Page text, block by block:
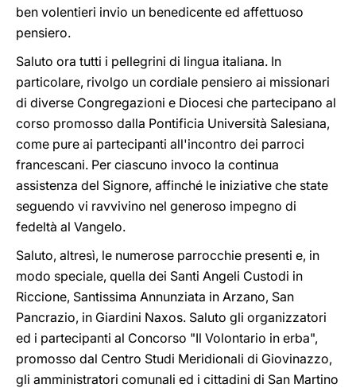
ben volentieri invio un benedicente ed affettuoso
pensiero.
Saluto ora tutti i pellegrini di lingua italiana. In
particolare, rivolgo un cordiale pensiero ai missionari
di diverse Congregazioni e Diocesi che partecipano al
corso promosso dalla Pontificia Università Salesiana,
come pure ai partecipanti all'incontro dei parroci
francescani. Per ciascuno invoco la continua
assistenza del Signore, affinché le iniziative che state
seguendo vi ravvivino nel generoso impegno di
fedeltà al Vangelo.
Saluto, altresì, le numerose parrocchie presenti e, in
modo speciale, quella dei Santi Angeli Custodi in
Riccione, Santissima Annunziata in Arzano, San
Pancrazio, in Giardini Naxos. Saluto gli organizzatori
ed i partecipanti al Concorso "Il Volontario in erba",
promosso dal Centro Studi Meridionali di Giovinazzo,
gli amministratori comunali ed i cittadini di San Martino